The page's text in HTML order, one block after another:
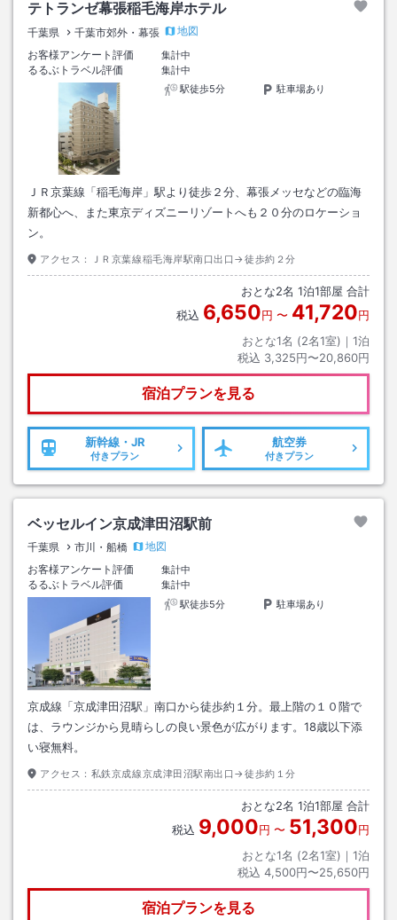
テトランゼ幕張稲毛海岸ホテル
千葉県 千葉市郊外・幕張
地図
お客様アンケート評価
集計中
るるぶトラベル評価
集計中
駅徒歩5分
駐車場あり
ＪＲ京葉線「稲毛海岸」駅より徒歩２分、幕張メッセなどの臨海
新都心へ、また東京ディズニーリゾートへも２０分のロケーショ
ン。
アクセス： ＪＲ京葉線稲毛海岸駅南口出口→徒歩約２分
おとな2名 1泊1部屋 合計
税込 6,650円 〜 41,720円
おとな1名 (2名1室)｜ 1泊
税込 3,325円〜20,860円
宿泊プランを見る
新幹線・JR
付きプラン
航空券
付きプラン
ベッセルイン京成津田沼駅前
千葉県 市川・船橋
地図
お客様アンケート評価
集計中
るるぶトラベル評価
集計中
駅徒歩5分
駐車場あり
京成線「京成津田沼駅」南口から徒歩約１分。最上階の１０階で
は、ラウンジから見晴らしの良い景色が広がります。18歳以下添
い寝無料。
アクセス： 私鉄京成線京成津田沼駅南出口→徒歩約１分
おとな2名 1泊1部屋 合計
税込 9,000円 〜 51,300円
おとな1名 (2名1室)｜ 1泊
税込 4,500円〜25,650円
宿泊プランを見る